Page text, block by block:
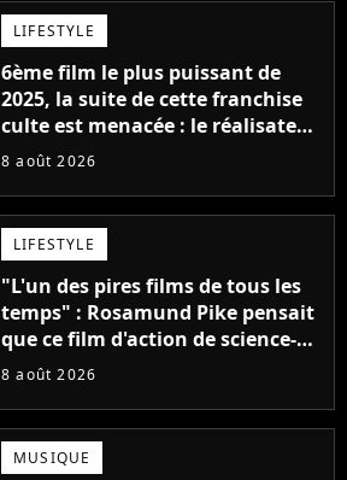
LIFESTYLE
6ème film le plus puissant de
2025, la suite de cette franchise
culte est menacée : le réalisateur
claque la porte pour "différends
8 août 2026
LIFESTYLE
"L'un des pires films de tous les
temps" : Rosamund Pike pensait
que ce film d'action de science-
fiction avec Dwayne Johnson
8 août 2026
MUSIQUE